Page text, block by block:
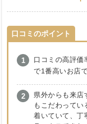
口コミのポイント
口コミの高評価
で1番高いお店で
県外からも来店
もこだわってい
着いていて、丁